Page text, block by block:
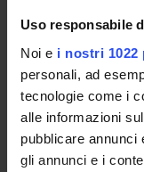
Uso responsabile
Noi e i nostri 1022
personali, ad
tecnologie come i
alle informazioni
pubblicare annunci
gli annunci e i
Scienze
Vai all'orario
Obiettivi